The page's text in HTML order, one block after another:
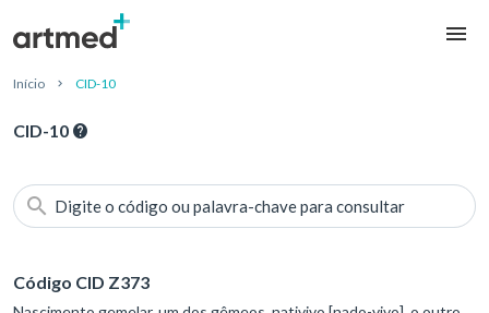
Início CID-10
CID-10
Digite o código ou palavra-chave para consultar
Código CID Z373